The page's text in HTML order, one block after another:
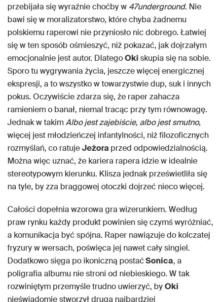
przebijała się wyraźnie choćby w 47underground. Nie
bawi się w moralizatorstwo, które chyba żadnemu
polskiemu raperowi nie przyniosło nic dobrego. Łatwiej
się w ten sposób ośmieszyć, niż pokazać, jak dojrzałym
emocjonalnie jest autor. DlategoOkiskupia się na sobie.
Sporo tu wygrywania życia, jeszcze więcej energicznej
ekspresji, a to wszystko w towarzystwie dup, suk i innych
pokus. Oczywiście zdarza się, że raper zahacza
ramieniem o banał, niemal tracąc przy tym równowagę.
Jednak w takimAlbo jest zajebiście, albo jest smutno,
więcej jest młodzieńczej infantylności, niż filozoficznych
rozmyślań, co ratujeJeżora przed odpowiedzialnością.
Można więc uznać, że kariera rapera idzie w idealnie
stereotypowym kierunku. Klisza jednak prześwietliła się
na tyle, by zza braggowej otoczki dojrzeć nieco więcej.
Całości dopełnia wzorowa gra wizerunkiem. Według
praw rynku każdy produkt powinien się czymś wyróżniać,
a komunikacja być spójna. Raper nawiązuje do kolczatej
fryzury w wersach, poświęca jej nawet cały singiel.
Dodatkowo sięga po ikoniczną postaćSonica, a
poligrafia albumu nie stroni od niebieskiego. W tak
rozwiniętym przemyśle trudno uwierzyć, byOki
nieświadomie stworzył drugą najbardziej